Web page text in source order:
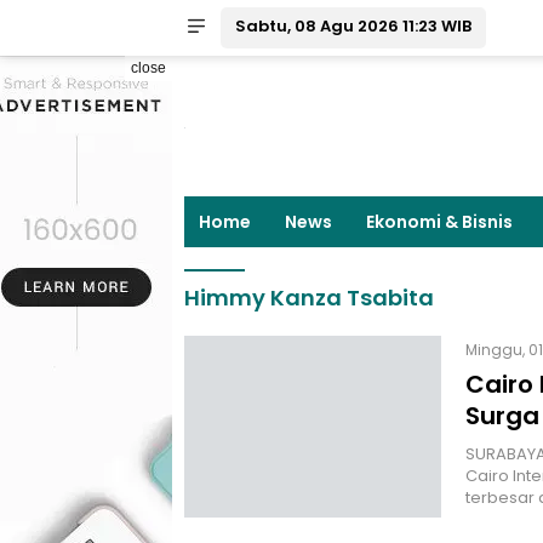
Sabtu, 08 Agu 2026 11:23 WIB
close
Home News Ekonomi & Bisnis
Himmy Kanza Tsabita
Minggu,
Cairo
Cairo
terbesar